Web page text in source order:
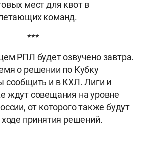
мест для квот в
команд.
***
РПЛ будет озвучено завтра.
о решении по Кубку
сообщить и в КХЛ. Лиги и
ждут совещания на уровне
от которого также будут
ходе принятия решений.